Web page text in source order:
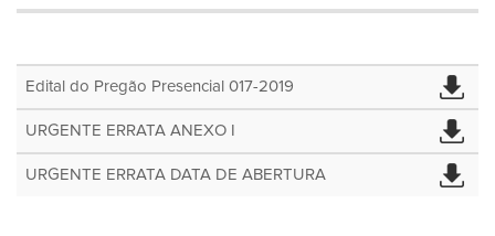
Edital do Pregão Presencial 017-2019
URGENTE ERRATA ANEXO I
URGENTE ERRATA DATA DE ABERTURA